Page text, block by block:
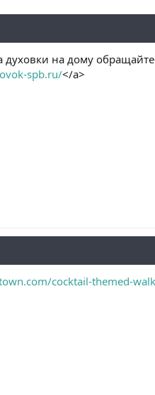
духовки на дому
spb.ru/</a>
cocktail-themed-